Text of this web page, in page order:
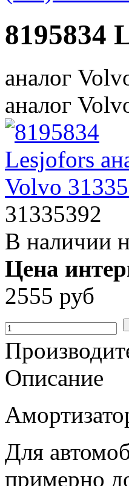
8195834
аналог
аналог
31335392
В наличии
Цена
2555 руб
Описание
Для
примерно